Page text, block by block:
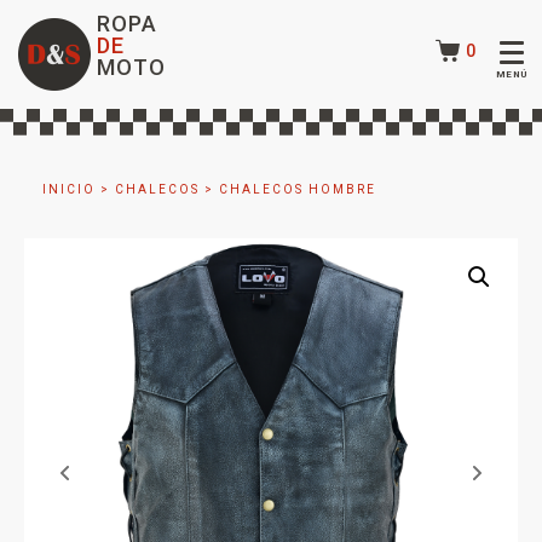
ROPA
DE
MOTO
0
INICIO > CHALECOS > CHALECOS HOMBRE